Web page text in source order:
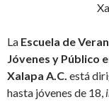
La Escuela de
Jóvenes y Público
Xalapa A.C. está
hasta jóvenes de 18,